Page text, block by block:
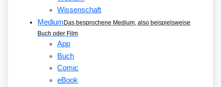
Wissenschaft
Medium Das besprochene Medium, also beispielsweise
Buch oder Film
App
Buch
Comic
eBook